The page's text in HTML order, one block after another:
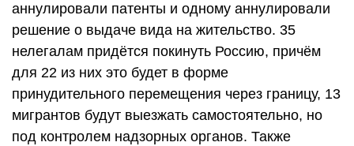
аннулировали патенты и одному аннулировали
решение о выдаче вида на жительство. 35
нелегалам придётся покинуть Россию, причём
для 22 из них это будет в форме
принудительного перемещения через границу, 13
мигрантов будут выезжать самостоятельно, но
под контролем надзорных органов. Также